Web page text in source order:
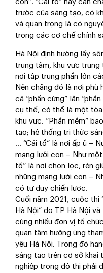
con”. “Cái tổ” này cần
trước của sáng tạo, có
và quan trọng là có
trong các cơ chế chính
Hà Nội định hướng lấy
trung tâm, khu vực trung
nơi tập trung phần lớn
Nên chăng đó là nơi phù
cả “phần cứng” lẫn
cụ thể, có thể là một
khu vực. “Phần mềm”
tạo; hệ thống tri thức
… “Cái tổ” là nơi ấp ủ –
mạng lưới con – Như
tổ” là nơi chọn lọc, rèn
những mạng lưới con –
có tư duy chiến lược.
Cuối năm 2021, cuộc thi
Hà Nội” do TP Hà Nội
cùng nhiều đơn vị tổ
quan tâm hưởng ứng
yêu Hà Nội. Trong đó
sáng tạo trên cơ sở khai
nghiệp trong đô thị phải